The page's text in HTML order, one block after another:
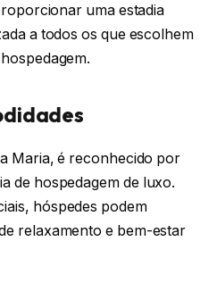
uma estadia
a todos os que escolhem
Maria, é reconhecido por
de hospedagem de luxo.
hóspedes podem
relaxamento e bem-estar